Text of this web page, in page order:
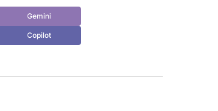
Gemini
Copilot